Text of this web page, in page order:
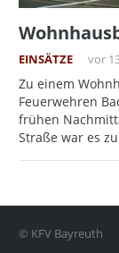
EINSÄTZE vor
Zu einem
Feuerwehren
frühen
Straße war es
© KFV Bayreuth